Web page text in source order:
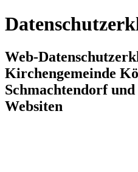
Web-
Kirchengemeinde
Schmachtendorf
Websiten